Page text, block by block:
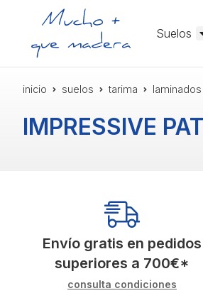
Suelos
inicio suelos tarima laminados
IMPRESSIVE
Envío gratis en pedidos
superiores a 700€*
consulta condiciones